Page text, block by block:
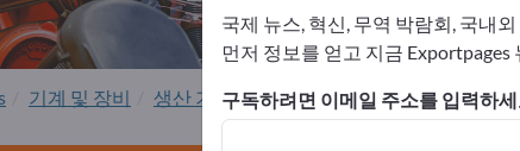
3
기계 및 장비 생산 기계 / 생산 설비 목공 기계 목재 절
국제 뉴스, 혁신, 무역 박람회, 국내
먼저 정보를 얻고 지금
구독하려면 이메일 주소를 입력하세